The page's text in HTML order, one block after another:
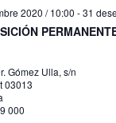
2020 / 10:00 -31
Gómez Ulla, s/n
03013
000